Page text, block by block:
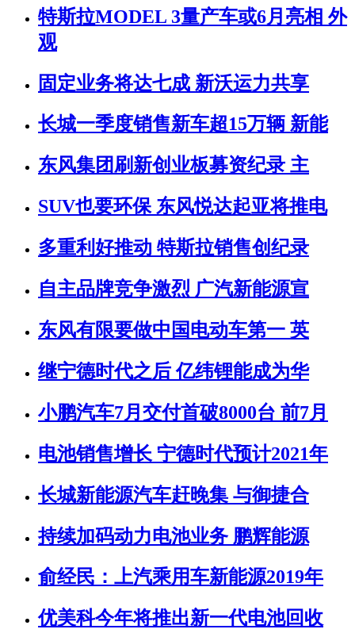
特斯拉MODEL 3量产车或6月亮相 外
观
固定业务将达七成 新沃运力共享
长城一季度销售新车超15万辆 新能
东风集团刷新创业板募资纪录 主
SUV也要环保 东风悦达起亚将推电
多重利好推动 特斯拉销售创纪录
自主品牌竞争激烈 广汽新能源宣
东风有限要做中国电动车第一 英
继宁德时代之后 亿纬锂能成为华
小鹏汽车7月交付首破8000台 前7月
电池销售增长 宁德时代预计2021年
长城新能源汽车赶晚集 与御捷合
持续加码动力电池业务 鹏辉能源
俞经民：上汽乘用车新能源2019年
优美科今年将推出新一代电池回收